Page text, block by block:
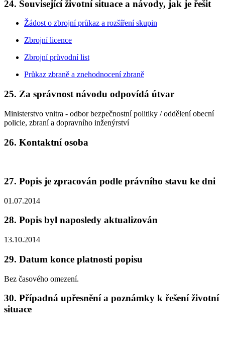
24. Související životní situace a návody, jak je řešit
Žádost o zbrojní průkaz a rozšíření skupin
Zbrojní licence
Zbrojní průvodní list
Průkaz zbraně a znehodnocení zbraně
25. Za správnost návodu odpovídá útvar
Ministerstvo vnitra - odbor bezpečnostní politiky / oddělení obecní
policie, zbraní a dopravního inženýrství
26. Kontaktní osoba
27. Popis je zpracován podle právního stavu ke dni
01.07.2014
28. Popis byl naposledy aktualizován
13.10.2014
29. Datum konce platnosti popisu
Bez časového omezení.
30. Případná upřesnění a poznámky k řešení životní
situace